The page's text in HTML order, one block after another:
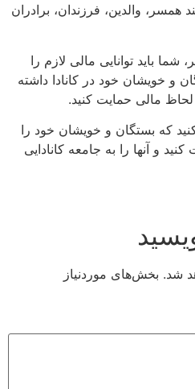
همسر، والدین، فرزندان، برادران
شما باید توانایی مالی لازم را
و خویشان خود در کانادا داشته
لحاظ مالی حمایت کنید.
کنید که بستگان و خویشان خود را
و آنها را به جامعه کانادایی
شد. بخش‌های موردنیاز